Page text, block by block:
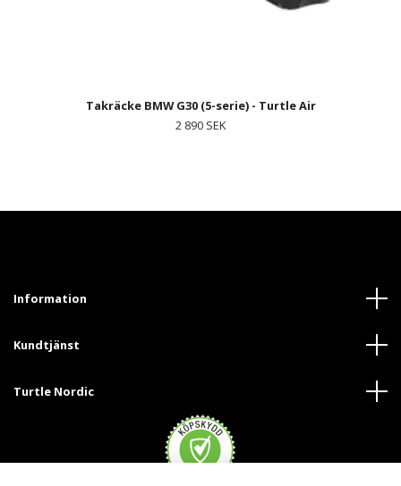
Takräcke BMW G30 (5-serie) - Turtle Air
2 890 SEK
Information
Kundtjänst
Turtle Nordic